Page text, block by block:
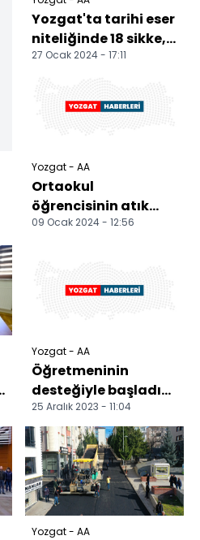
Yozgat'ta tarihi eser
niteliğinde 18 sikke, 6
obje, 4 yüzük ve 1
27 Ocak 2024 - 17:11
Yozgat - AA
Ortaokul
öğrencisinin atık
malzemelerden
09 Ocak 2024 - 12:56
Yozgat - AA
Öğretmeninin
desteğiyle başladığı
sporda Avrupa
şampiyonlukları
kazandı
25 Aralık 2023 - 11:04
Yozgat - AA